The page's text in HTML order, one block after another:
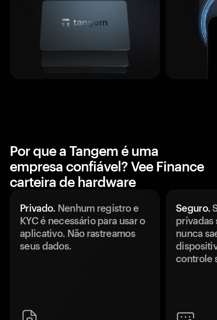
Por que a Tangem é uma
empresa confiável? Vee Finance
carteira de hardware
Privado. Nenhum registro e
KYC é necessário para usar o
aplicativo. Não rastreamos
seus dados.
Seguro.
privadas
nunca
controle